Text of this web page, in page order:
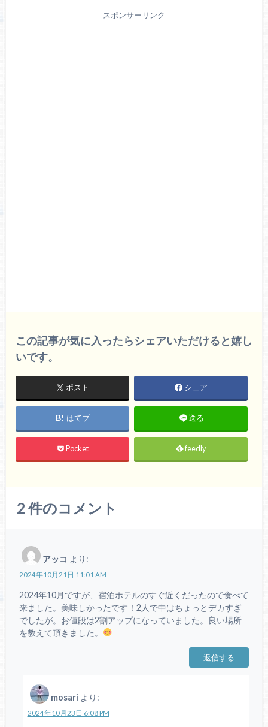
スポンサーリンク
この記事が気に入ったらシェアいただけると嬉し
いです。
ポスト シェア
はてブ 送る
Pocket feedly
2 件のコメント
アッコ より:
2024年10月21日 11:01 AM
2024年10月ですが、宿泊ホテルのすぐ近くだったので食べて
来ました。美味しかったです！2人で中はちょっとデカすぎ
でしたが。お値段は2割アップになっていました。良い場所
を教えて頂きました。
返信する
mosari より:
2024年10月23日 6:08 PM